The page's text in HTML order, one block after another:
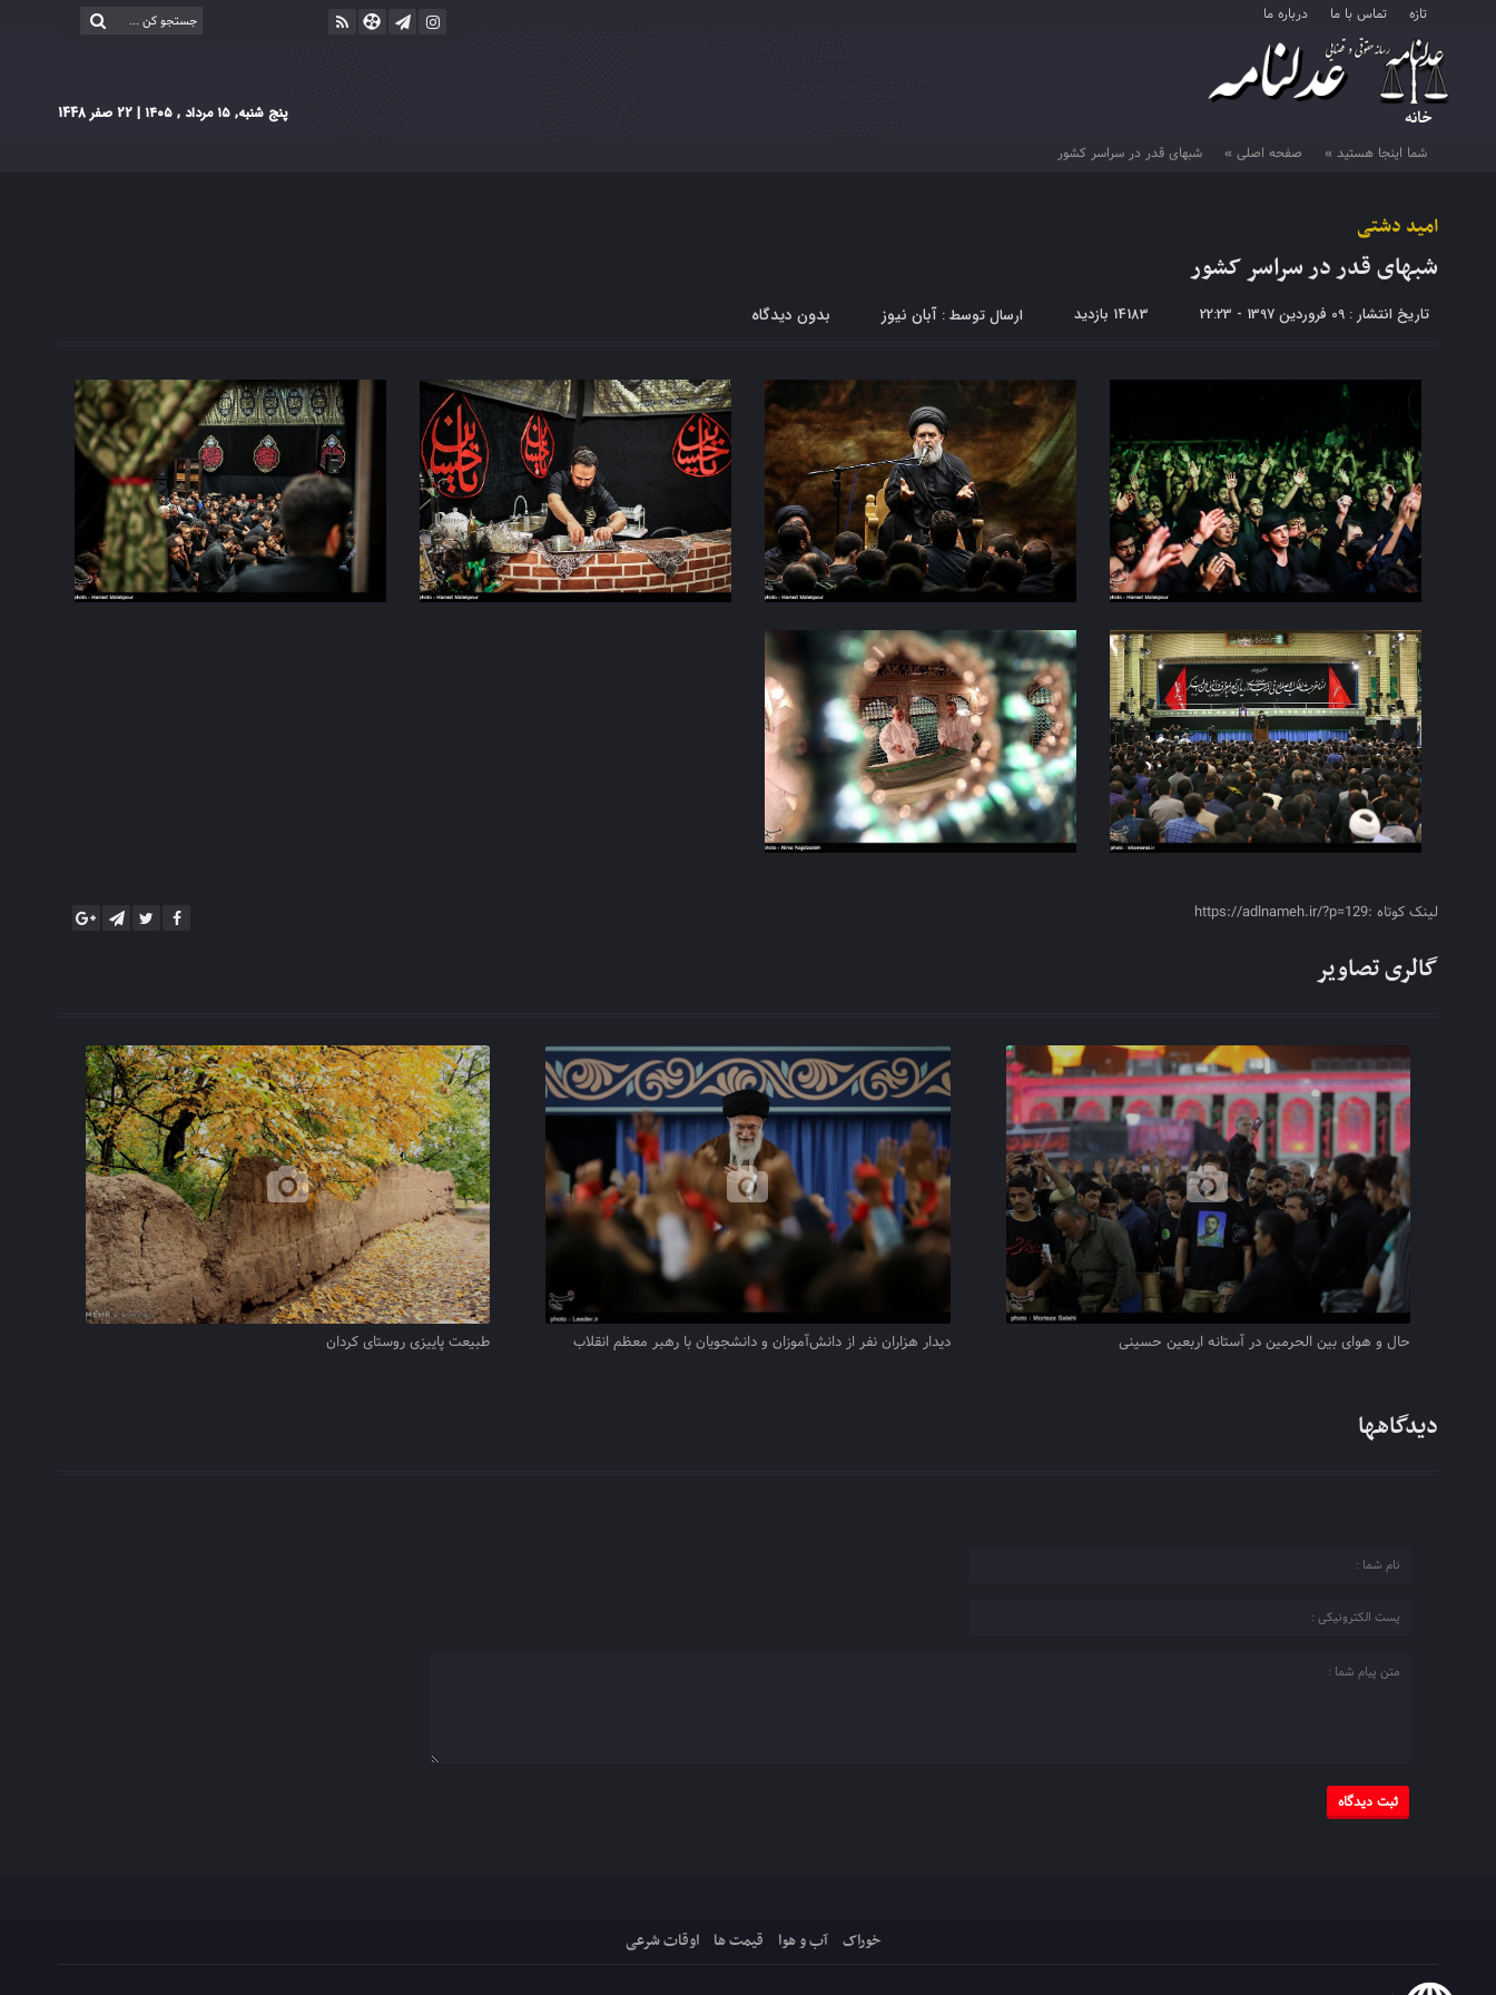
تازه تماس با ما درباره ما
خانه پنج شنبه, ۱۵ مرداد , ۱۴۰۵ | 22 صفر 1448
شما اینجا هستید » صفحه اصلی » شبهای قدر در سراسر کشور
امید دشتی
شبهای قدر در سراسر کشور
تاریخ انتشار : 09 فروردین 1397 - 22:23 14183 بازدید ارسال توسط : آبان نیوز بدون دیدگاه
لینک کوتاه :https://adlnameh.ir/?p=129
گالری تصاویر
حال و هوای بین الحرمین در آستانه اربعین حسینی دیدار هزاران نفر از دانش‌آموزان و دانشجویان با رهبر معظم انقلاب طبیعت پاییزی روستای کردان
دیدگاهها
خوراک آب و هوا قیمت ها اوقات شرعی